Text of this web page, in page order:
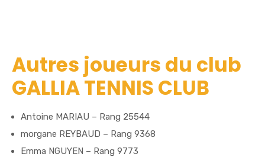
Autres joueurs du club
GALLIA TENNIS CLUB
Antoine MARIAU – Rang 25544
morgane REYBAUD – Rang 9368
Emma NGUYEN – Rang 9773